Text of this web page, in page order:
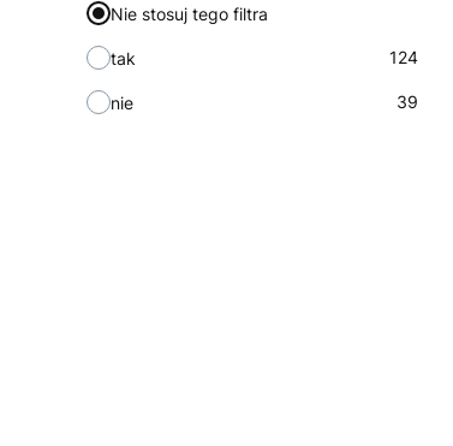
Nie stosuj tego filtra
tak 124
nie 39